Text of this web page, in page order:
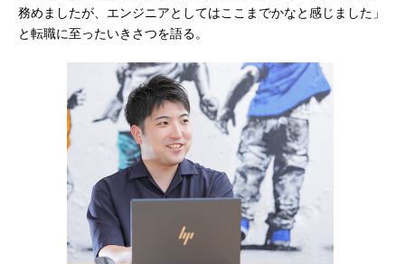
務めましたが、エンジニアとしてはここまでかなと感じました」
と転職に至ったいきさつを語る。